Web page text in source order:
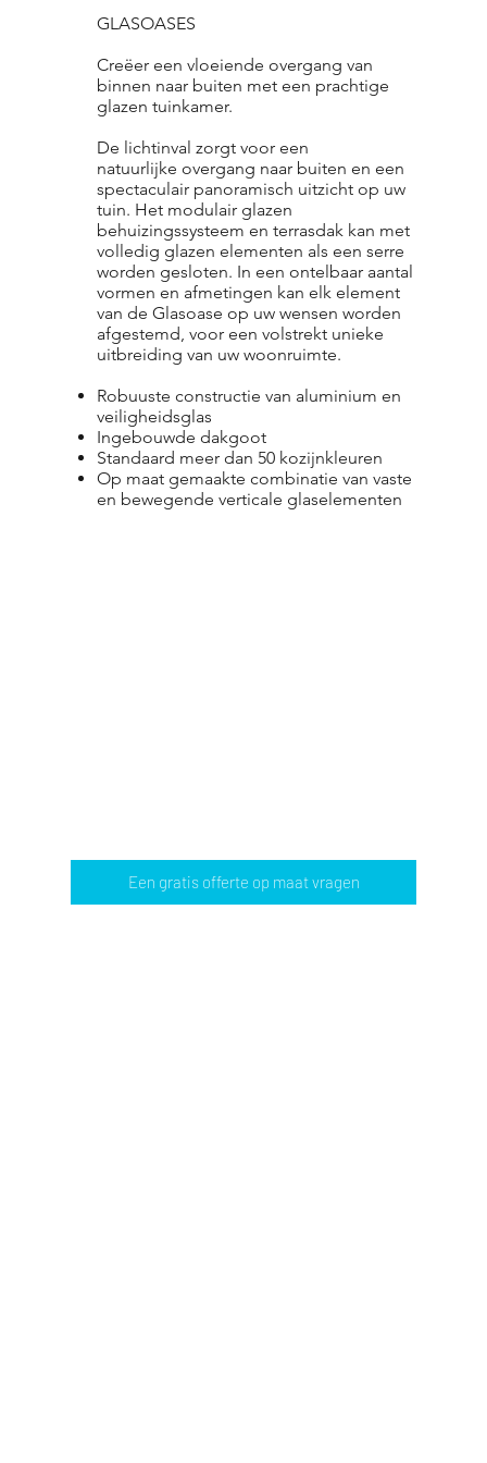
GLASOASES
Creëer een vloeiende overgang van
binnen naar buiten met een prachtige
glazen tuinkamer.
De lichtinval zorgt voor een
natuurlijke overgang naar buiten en een
spectaculair panoramisch uitzicht op uw
tuin. Het modulair glazen
behuizingssysteem en terrasdak kan met
volledig glazen elementen als een serre
worden gesloten. In een ontelbaar aantal
vormen en afmetingen kan elk element
van de Glasoase op uw wensen worden
afgestemd, voor een volstrekt unieke
uitbreiding van uw woonruimte.
Robuuste constructie van aluminium en
veiligheidsglas
Ingebouwde dakgoot
Standaard meer dan 50 kozijnkleuren
Op maat gemaakte combinatie van vaste
en bewegende verticale glaselementen
Een gratis offerte op maat vragen